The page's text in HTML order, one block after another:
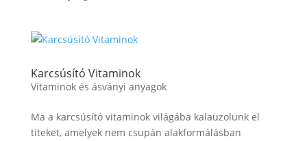
Karcsúsító Vitaminok
Vitaminok és ásványi anyagok
Ma a karcsúsító vitaminok világába kalauzolunk el
titeket, amelyek nem csupán alakformálásban